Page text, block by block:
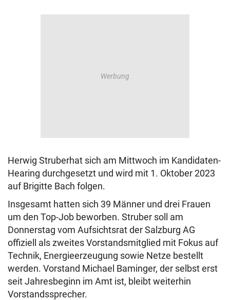
Herwig Struberhat sich am Mittwoch im Kandidaten-
Hearing durchgesetzt und wird mit 1. Oktober 2023
auf Brigitte Bach folgen.
Insgesamt hatten sich 39 Männer und drei Frauen
um den Top-Job beworben. Struber soll am
Donnerstag vom Aufsichtsrat derSalzburg AG
offiziell als zweites Vorstandsmitglied mit Fokus auf
Technik, Energieerzeugung sowie Netze bestellt
werden. Vorstand Michael Baminger, der selbst erst
seit Jahresbeginn im Amt ist, bleibt weiterhin
Vorstandssprecher.